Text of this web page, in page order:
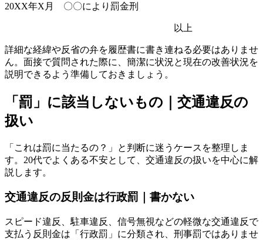
20XX年X月 〇〇により罰金刑
以上
詳細な経緯や反省の弁を履歴書に書き連ねる必要はありませ
ん。面接で質問された際に、簡潔に状況と現在の改善状況を
説明できるよう準備しておきましょう。
「罰」に該当しないもの｜交通違反の
扱い
「これは罰に当たるの？」と判断に迷うケースを整理しま
す。20代でよくある不安として、交通違反の扱いを中心に解
説します。
交通違反の反則金は行政罰｜書かない
スピード違反、駐車違反、信号無視などの軽微な交通違反で
支払う反則金は「行政罰」に分類され、刑事罰ではありませ